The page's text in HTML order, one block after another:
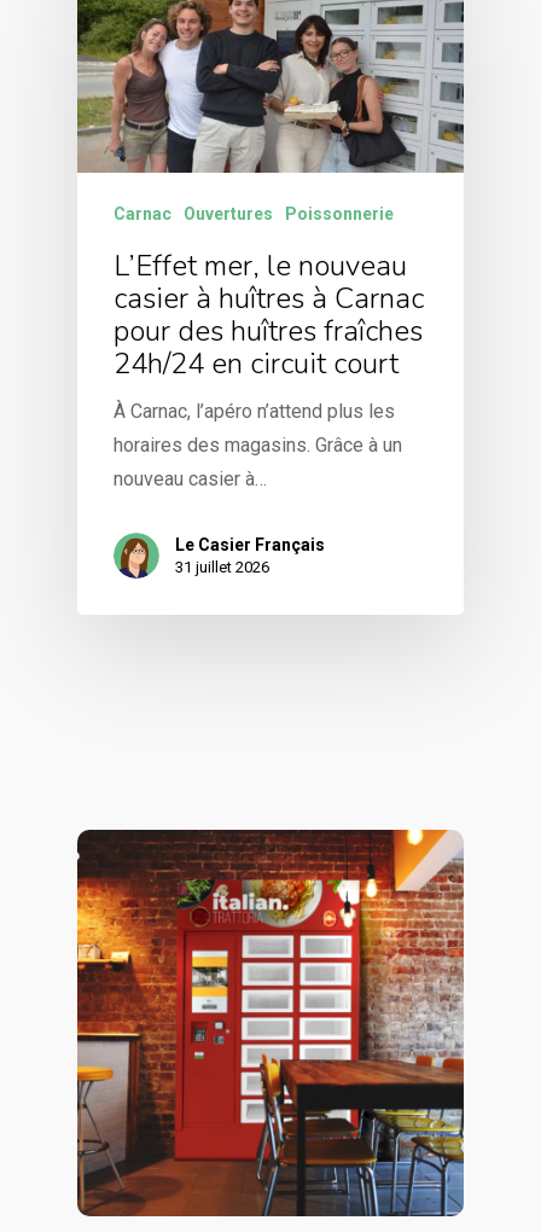
Carnac Ouvertures Poissonnerie
L’Effet mer, le nouveau
casier à huîtres à Carnac
pour des huîtres fraîches
24h/24 en circuit court
À Carnac, l’apéro n’attend plus les
horaires des magasins. Grâce à un
nouveau casier à…
Le Casier Français
31 juillet 2026